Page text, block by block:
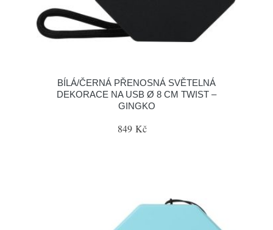
BÍLÁ/ČERNÁ PŘENOSNÁ SVĚTELNÁ
DEKORACE NA USB Ø 8 CM TWIST –
GINGKO
849 Kč